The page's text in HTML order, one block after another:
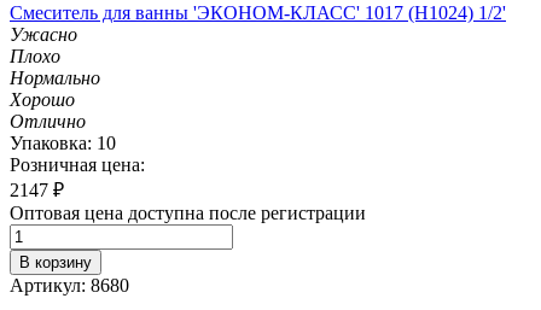
Смеситель для ванны 'ЭКОНОМ-КЛАСС' 1017 (H1024) 1/2'
Ужасно
Плохо
Нормально
Хорошо
Отлично
Упаковка: 10
Розничная цена:
2147 ₽
Оптовая цена доступна после регистрации
В корзину
Артикул: 8680